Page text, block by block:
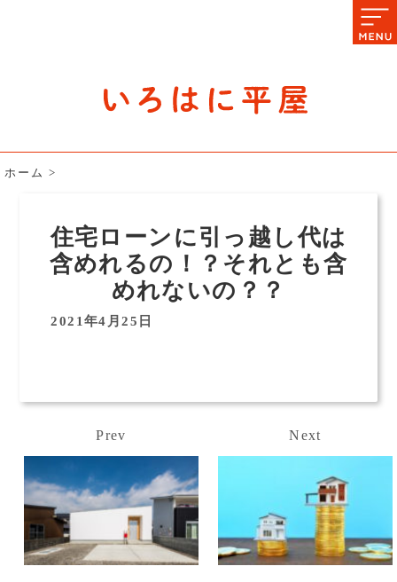
ホーム >
住宅ローンに引っ越し代は
含めれるの！？それとも含
めれないの？？
2021年4月25日
Prev Next